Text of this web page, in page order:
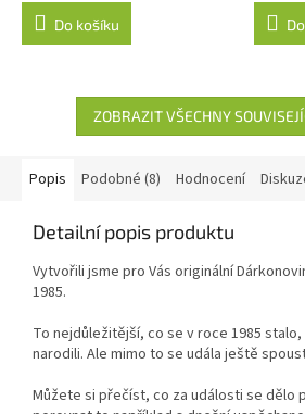
Do košíku
ZOBRAZIT VŠECHNY
Popis Podobné (8) Hodnocení
Detailní popis produktu
Vytvořili jsme pro Vás originální
1985.
To nejdůležitější, co se v roce 1985
narodili. Ale mimo to se udála ještě
Můžete si přečíst, co za události se dělo